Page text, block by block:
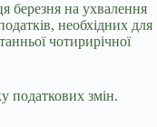
березня на ухвалення
необхідних для
чотирирічної
податкових змін.